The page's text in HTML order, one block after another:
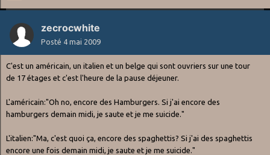
zecrocwhite
Posté 4 mai 2009
C'est un américain, un italien et un belge qui sont ouvriers sur une tour
de 17 étages et c'est l'heure de la pause déjeuner.
L'américain:"Oh no, encore des Hamburgers. Si j'ai encore des
hamburgers demain midi, je saute et je me suicide."
L'italien:"Ma, c'est quoi ça, encore des spaghettis? Si j'ai des spaghettis
encore une fois demain midi, je saute et je me suicide."